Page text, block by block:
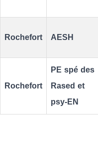
Rochefort AESH
Rochefort
PE spé des
Rased et
psy-EN